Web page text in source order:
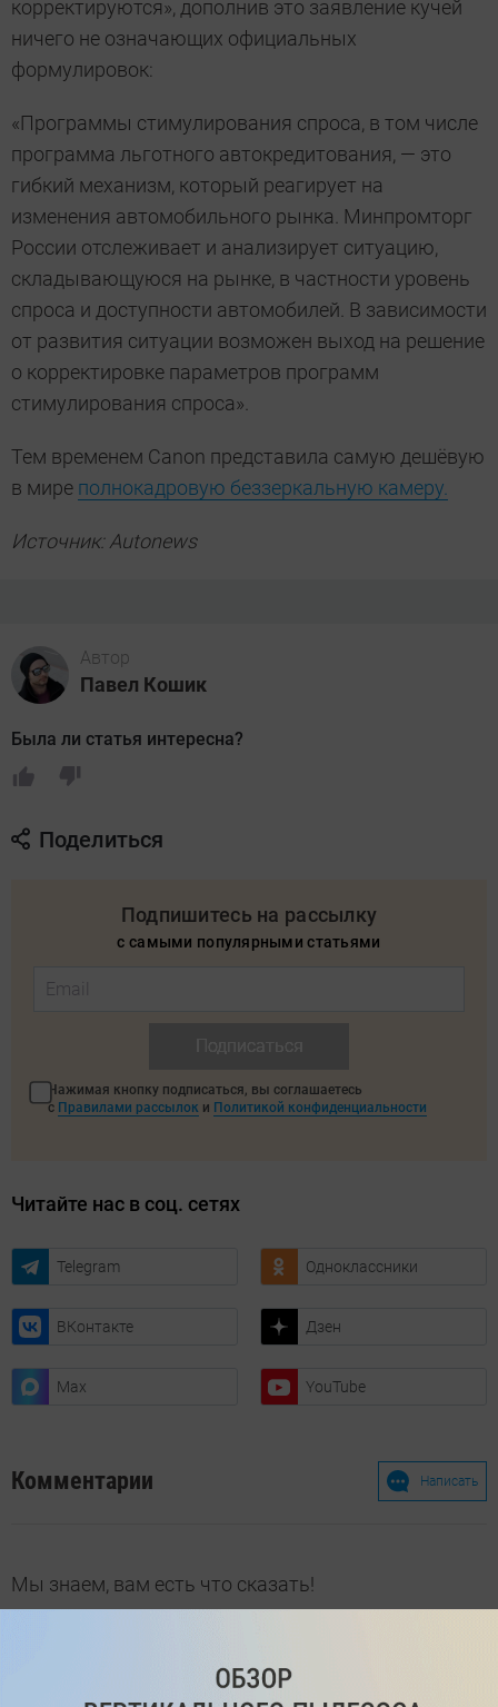
корректируются», дополнив это заявление кучей
ничего не означающих официальных
формулировок:
«Программы стимулирования спроса, в том числе
программа льготного автокредитования, — это
гибкий механизм, который реагирует на
изменения автомобильного рынка. Минпромторг
России отслеживает и анализирует ситуацию,
складывающуюся на рынке, в частности уровень
спроса и доступности автомобилей. В зависимости
от развития ситуации возможен выход на решение
о корректировке параметров программ
стимулирования спроса».
Тем временем Canon представила самую дешёвую
в мире полнокадровую беззеркальную камеру.
Источник: Autonews
Автор
Павел Кошик
Была ли статья интересна?
Поделиться
Подпишитесь на рассылку
с самыми популярными статьями
Нажимая кнопку подписаться, вы соглашаетесь
с Правилами рассылок и Политикой конфиденциальности
Читайте нас в соц. сетях
Telegram Одноклассники
ВКонтакте Дзен
Max YouTube
Комментарии Написать
Мы знаем, вам есть что сказать!